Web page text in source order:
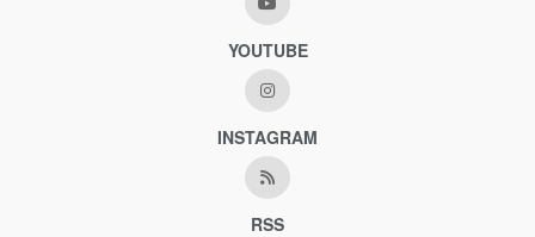
YOUTUBE
INSTAGRAM
RSS